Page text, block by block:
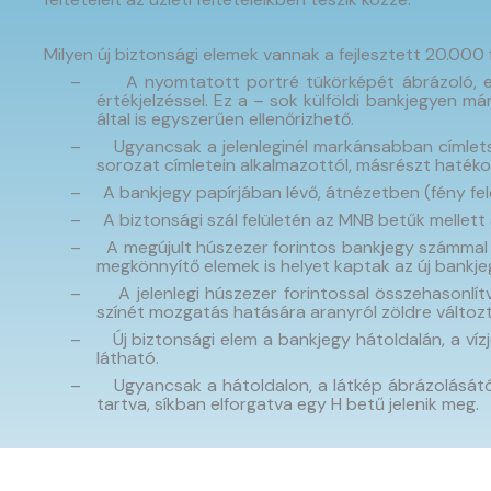
Milyen új biztonsági elemek vannak a fejlesztett
–
A nyomtatott portré tükörképét ábrázoló,
értékjelzéssel. Ez a – sok külföldi bankjegyen
által is egyszerűen ellenőrizhető.
–
Ugyancsak a jelenleginél markánsabban
sorozat címletein alkalmazottól, másrészt
–
A bankjegy papírjában lévő, átnézetben (fény
–
A biztonsági szál felületén az MNB betűk
–
A megújult húszezer forintos bankjegy
megkönnyítő elemek is helyet kaptak az új
–
A jelenlegi húszezer forintossal
színét mozgatás hatására aranyról zöldre
–
Új biztonsági elem a bankjegy hátoldalán, a
látható.
–
Ugyancsak a hátoldalon, a látkép
tartva, síkban elforgatva egy H betű jelenik meg.